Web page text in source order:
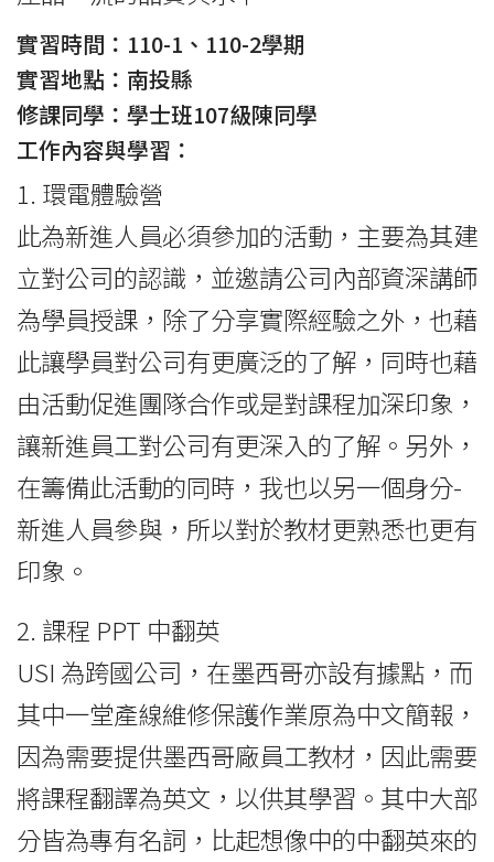
實習時間：110-1、110-2學期
實習地點：南投縣
修課同學：學士班107級陳同學
工作內容與學習：
1. 環電體驗營
此為新進人員必須參加的活動，主要為其建
立對公司的認識，並邀請公司內部資深講師
為學員授課，除了分享實際經驗之外，也藉
此讓學員對公司有更廣泛的了解，同時也藉
由活動促進團隊合作或是對課程加深印象，
讓新進員工對公司有更深入的了解。另外，
在籌備此活動的同時，我也以另一個身分-
新進人員參與，所以對於教材更熟悉也更有
印象。
2. 課程 PPT 中翻英
USI 為跨國公司，在墨西哥亦設有據點，而
其中一堂產線維修保護作業原為中文簡報，
因為需要提供墨西哥廠員工教材，因此需要
將課程翻譯為英文，以供其學習。其中大部
分皆為專有名詞，比起想像中的中翻英來的